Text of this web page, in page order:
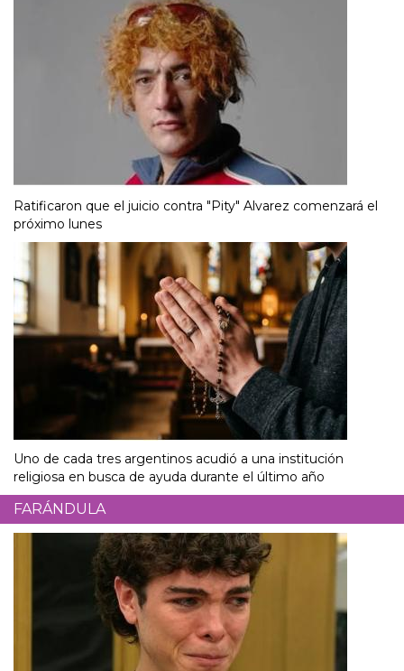
Ratificaron que el juicio contra "Pity" Alvarez comenzará el
próximo lunes
Uno de cada tres argentinos acudió a una institución
religiosa en busca de ayuda durante el último año
FARÁNDULA